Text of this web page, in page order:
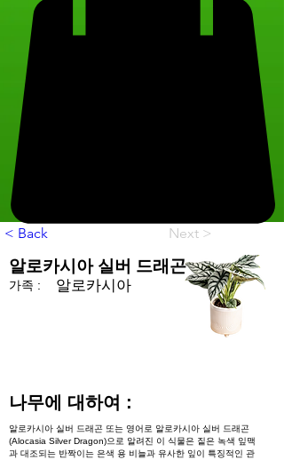
< Back Next >
알로카시아 실버 드래곤
가족 : 알로카시아
나무에 대하여 :
알로카시아 실버 드래곤 또는 영어로 알로카시아 실버 드래곤
(Alocasia Silver Dragon)으로 알려진 이 식물은 짙은 녹색 잎맥
과 대조되는 반짝이는 은색 용 비늘과 유사한 잎이 특징적인 관